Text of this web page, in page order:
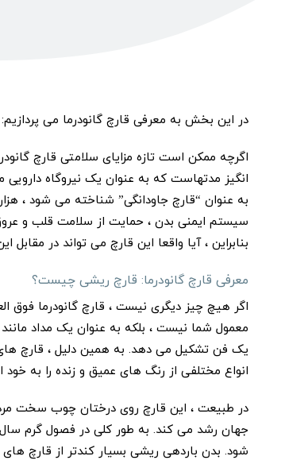
در این بخش به معرفی قارچ گانودرما می پردازیم:
اگرچه ممکن است تازه مزایای سلامتی قارچ
انگیز مدتهاست که به عنوان یک نیروگاه
به عنوان “قارچ جاودانگی” شناخته می شود ،
سیستم ایمنی بدن ، حمایت از سلامت قلب و
بنابراین ، آیا واقعا این قارچ می تواند در مقابل
معرفی قارچ گانودرما: قارچ ریشی چیست؟
اگر هیچ چیز دیگری نیست ، قارچ گانودرما فوق
معمول شما نیست ، بلکه به عنوان یک مداد
یک فن تشکیل می دهد. به همین دلیل ، قارچ های
انواع مختلفی از رنگ های عمیق و زنده را به
در طبیعت ، این قارچ روی درختان چوب سخت
جهان رشد می کند. به طور کلی در فصول گرم سال
شود. بدن باردهی ریشی بسیار کندتر از قارچ